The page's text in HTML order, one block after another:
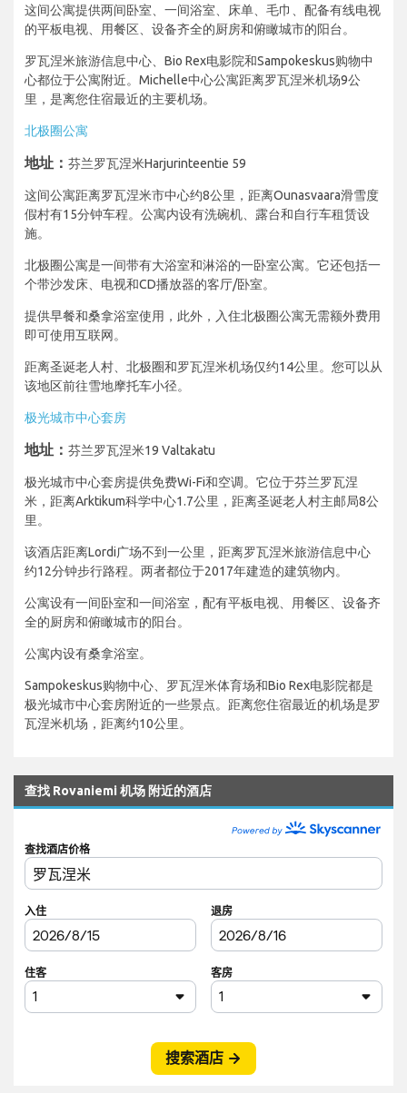
这间公寓提供两间卧室、一间浴室、床单、毛巾、配备有线电视
的平板电视、用餐区、设备齐全的厨房和俯瞰城市的阳台。
罗瓦涅米旅游信息中心、Bio Rex电影院和Sampokeskus购物中
心都位于公寓附近。Michelle中心公寓距离罗瓦涅米机场9公
里，是离您住宿最近的主要机场。
北极圈公寓
地址： 芬兰罗瓦涅米Harjurinteentie 59
这间公寓距离罗瓦涅米市中心约8公里，距离Ounasvaara滑雪度
假村有15分钟车程。公寓内设有洗碗机、露台和自行车租赁设
施。
北极圈公寓是一间带有大浴室和淋浴的一卧室公寓。它还包括一
个带沙发床、电视和CD播放器的客厅/卧室。
提供早餐和桑拿浴室使用，此外，入住北极圈公寓无需额外费用
即可使用互联网。
距离圣诞老人村、北极圈和罗瓦涅米机场仅约14公里。您可以从
该地区前往雪地摩托车小径。
极光城市中心套房
地址： 芬兰罗瓦涅米19 Valtakatu
极光城市中心套房提供免费Wi-Fi和空调。它位于芬兰罗瓦涅
米，距离Arktikum科学中心1.7公里，距离圣诞老人村主邮局8公
里。
该酒店距离Lordi广场不到一公里，距离罗瓦涅米旅游信息中心
约12分钟步行路程。两者都位于2017年建造的建筑物内。
公寓设有一间卧室和一间浴室，配有平板电视、用餐区、设备齐
全的厨房和俯瞰城市的阳台。
公寓内设有桑拿浴室。
Sampokeskus购物中心、罗瓦涅米体育场和Bio Rex电影院都是
极光城市中心套房附近的一些景点。距离您住宿最近的机场是罗
瓦涅米机场，距离约10公里。
查找 Rovaniemi 机场 附近的酒店